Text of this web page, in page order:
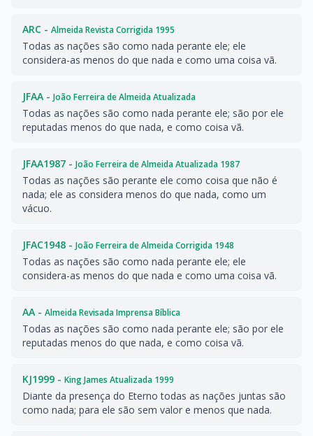
ARC - Almeida Revista Corrigida 1995
Todas as nações são como nada perante ele; ele
considera-as menos do que nada e como uma coisa vã.
JFAA - João Ferreira de Almeida Atualizada
Todas as nações são como nada perante ele; são por ele
reputadas menos do que nada, e como coisa vã.
JFAA1987 - João Ferreira de Almeida Atualizada 1987
Todas as nações são perante ele como coisa que não é
nada; ele as considera menos do que nada, como um
vácuo.
JFAC1948 - João Ferreira de Almeida Corrigida 1948
Todas as nações são como nada perante ele; ele
considera-as menos do que nada e como uma coisa vã.
AA - Almeida Revisada Imprensa Bíblica
Todas as nações são como nada perante ele; são por ele
reputadas menos do que nada, e como coisa vã.
KJ1999 - King James Atualizada 1999
Diante da presença do Eterno todas as nações juntas são
como nada; para ele são sem valor e menos que nada.